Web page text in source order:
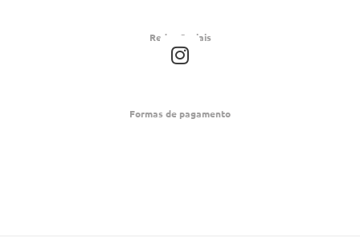
Redes Sociais
I
n
t
Formas de pagamento